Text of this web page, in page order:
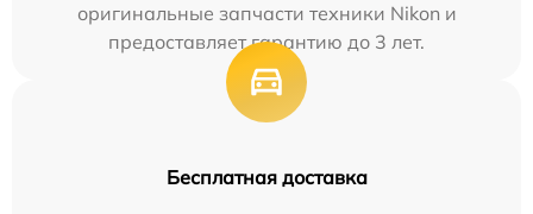
оригинальные запчасти техники Nikon и
предоставляет гарантию до 3 лет.
Бесплатная доставка